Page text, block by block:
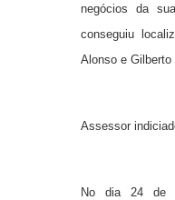
negócios da
conseguiu
Alonso e Gilberto
Assessor
No dia 24 de